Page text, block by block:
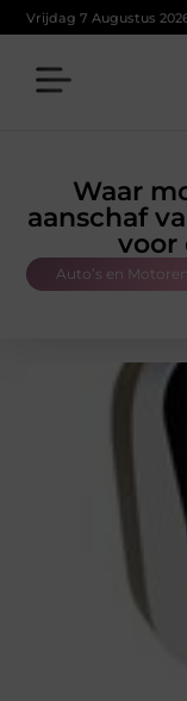
Vrijdag 7 Augustus
Waar
aanschaf
voor
Auto’s en Motoren